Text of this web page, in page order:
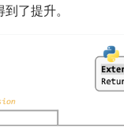
了提升。